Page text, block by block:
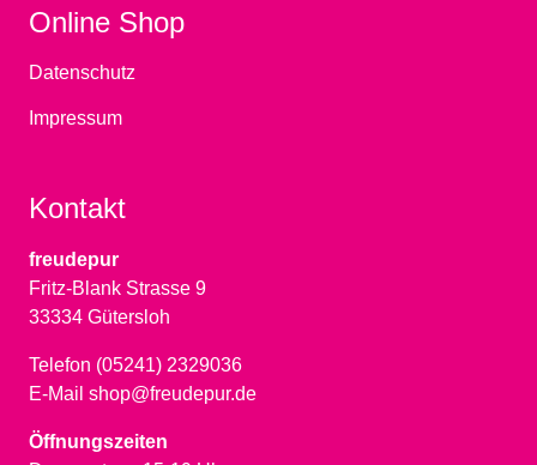
Online Shop
Datenschutz
Impressum
Kontakt
freudepur
Fritz-Blank Strasse 9
33334 Gütersloh
Telefon (05241) 2329036
E-Mail shop@freudepur.de
Öffnungszeiten